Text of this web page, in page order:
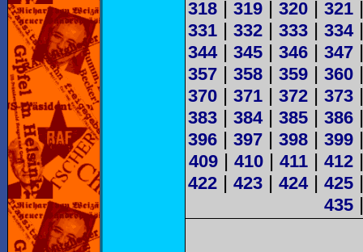
318 | 319 | 320 | 321
331 | 332 | 333 | 334
344| 345 | 346 | 347
357 | 358 | 359 | 360
370 | 371 | 372 | 373
383 | 384| 385 | 386
396 | 397 | 398 | 399
409| 410| 411| 412
422 | 423 | 424| 425
435